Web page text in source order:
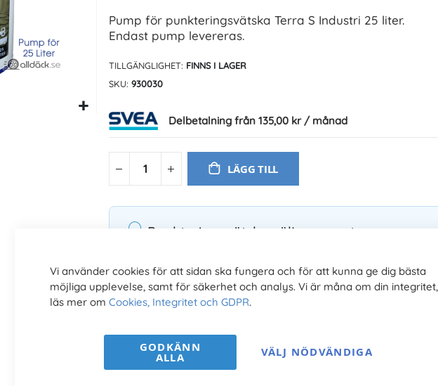
Vi använder cookies för att sidan ska fungera och för att kunna ge dig bästa
möjliga upplevelse, samt för säkerhet och analys. Vi är måna om din integritet,
läs mer om Cookies, Integritet och GDPR.
GODKÄNN
ALLA VÄLJ NÖDVÄNDIGA
Pump för punkteringsvätska Terra S Industri 25 liter.
Endast pump levereras.
TILLGÄNGLIGHET: FINNS I LAGER
SKU 930030
Delbetalning från 135,00 kr/ månad
LÄGG TILL
Punkteringsvätska säljs separat